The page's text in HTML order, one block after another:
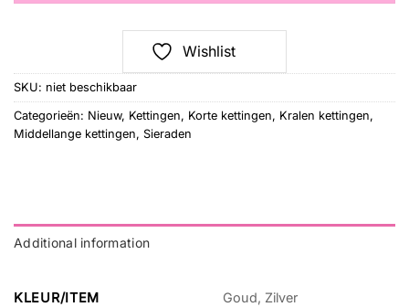
Wishlist
SKU: niet beschikbaar
Categorieën: Nieuw, Kettingen, Korte kettingen, Kralen kettingen,
Middellange kettingen, Sieraden
Additional information
KLEUR/ITEM Goud, Zilver